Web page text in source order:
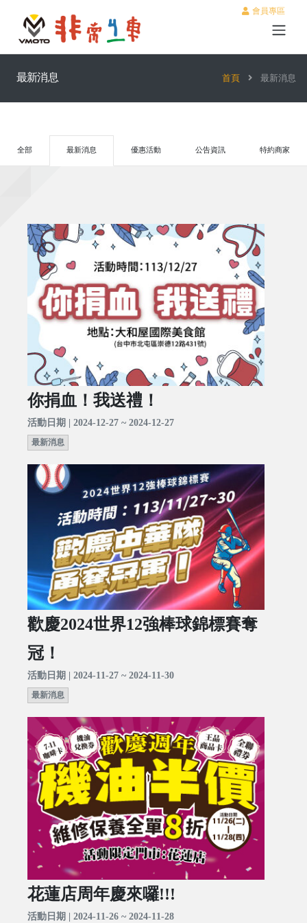
會員專區
最新消息 首頁 最新消息
全部 最新消息 優惠活動 公告資訊 特約商家
你捐血！我送禮！
活動日期 | 2024-12-27 ~ 2024-12-27
最新消息
歡慶2024世界12強棒球錦標賽奪
冠！
活動日期 | 2024-11-27 ~ 2024-11-30
最新消息
花蓮店周年慶來囉!!!
活動日期 | 2024-11-26 ~ 2024-11-28